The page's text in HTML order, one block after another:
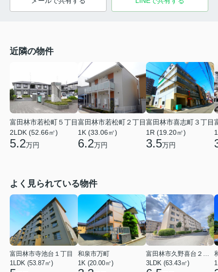
近隣の物件
富田林市若松町５丁目
2LDK (52.66㎡)
5.2万円
富田林市若松町２丁目
1K (33.06㎡)
6.2万円
富田林市喜志町３丁目
1R (19.20㎡)
3.5万円
よく見られている物件
富田林市寺池台１丁目
1LDK (53.87㎡)
和泉市万町
1K (20.00㎡)
富田林市久野喜台２丁目
3LDK (63.43㎡)